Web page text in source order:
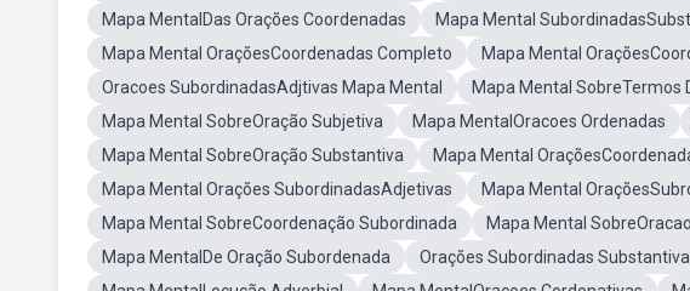
Mapa MentalDas Orações Coordenadas
Mapa Mental
Mapa Mental OraçõesCoordenadas Completo
Mapa Mental
Oracoes SubordinadasAdjtivas Mapa Mental
Mapa Mental SobreTermos
Mapa Mental SobreOração Subjetiva
Mapa MentalOracoes Ordenadas
Mapa Mental SobreOração Substantiva
Mapa Mental
Mapa Mental Orações SubordinadasAdjetivas
Mapa Mental
Mapa Mental SobreCoordenação Subordinada
Mapa Mental
Mapa MentalDe Oração Subordenada
Orações Subordinadas